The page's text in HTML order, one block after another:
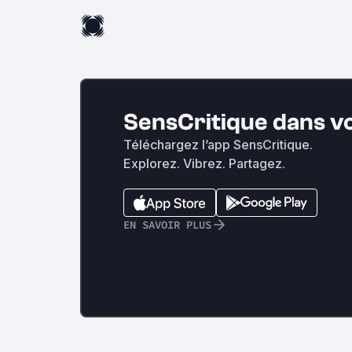
SensCritique dans
Téléchargez l’app SensCritique.
Explorez. Vibrez. Partagez.
EN SAVOIR PLUS